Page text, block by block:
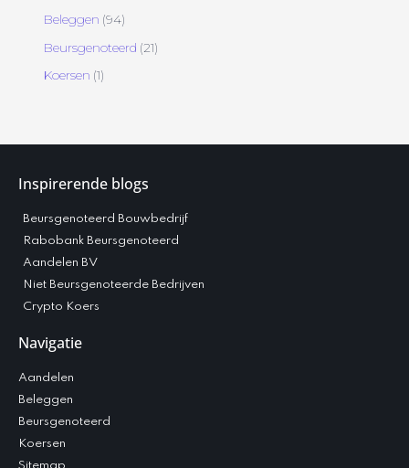
Beleggen (94)
Beursgenoteerd (21)
Koersen (1)
Inspirerende blogs
Beursgenoteerd Bouwbedrijf
Rabobank Beursgenoteerd
Aandelen BV
Niet Beursgenoteerde Bedrijven
Crypto Koers
Navigatie
Aandelen
Beleggen
Beursgenoteerd
Koersen
Sitemap